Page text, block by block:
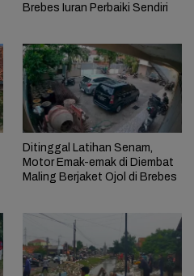
Brebes Iuran Perbaiki Sendiri
Ditinggal Latihan Senam,
Motor Emak-emak di Diembat
Maling Berjaket Ojol di Brebes